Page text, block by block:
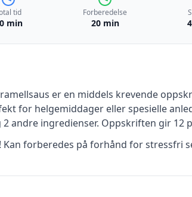
tid
min
Forberedelse
20 min
er en middels krevende
for helgemiddager eller spesielle
2 andre ingredienser. Oppskriften gir 12
Kan forberedes på forhånd for stressfri